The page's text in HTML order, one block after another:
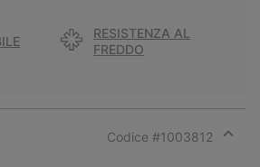
RESISTENZA AL
FREDDO
Codice #1003812